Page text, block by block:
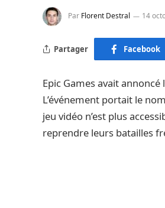
Par Florent Destral 14
Partager Facebook
Epic Games avait
L’événement portait le
jeu vidéo n’est plus
reprendre leurs batailles